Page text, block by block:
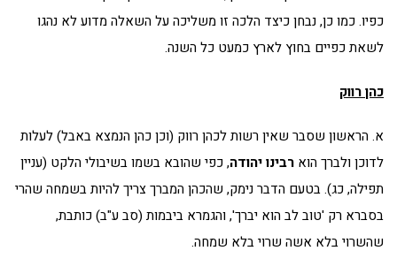
כפיו. כמו כן, נבחן כיצד הלכה זו משליכה על השאלה מדוע לא נהגו
לשאת כפיים בחוץ לארץ כמעט כל השנה.
כהן רווק
א. הראשון שסבר שאין רשות לכהן רווק (וכן כהן הנמצא באבל) לעלות
לדוכן ולברך הוא רבינויהודה, כפי שהובא בשמו בשיבולי הלקט (עניין
תפילה, כג). בטעם הדבר נימק, שהכהן המברך צריך להיות בשמחה שהרי
בסברא רק 'טוב לב הוא יברך', והגמרא ביבמות (סב ע"ב) כותבת,
שהשרוי בלא אשה שרוי בלא שמחה.